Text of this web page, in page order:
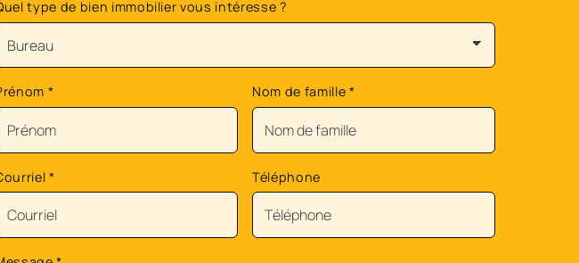
type de bien immobilier vous intéresse ?
* Nom de famille *
* Téléphone